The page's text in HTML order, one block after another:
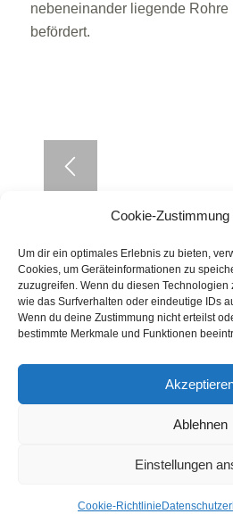
Cookie-Zustimmung
Um dir ein optimales Erlebnis zu bieten,
Cookies, um Geräteinformationen zu
zuzugreifen. Wenn du diesen Technologien
wie das Surfverhalten oder eindeutige IDs
Wenn du deine Zustimmung nicht erteilst
bestimmte Merkmale und Funktionen
Ablehnen
Einstellungen
Cookie-Richtlinie
nebeneinander liegende Rohre
befördert.
Zurück zur
WEINGUT
Cookie-Richtlinie (EU)